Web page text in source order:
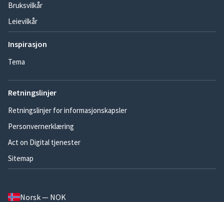
Bruksvilkår
Leievilkår
Inspirasjon
Tema
Retningslinjer
Retningslinjer for informasjonskapsler
Personvernerklæring
Act on Digital tjenester
Sitemap
Norsk — NOK